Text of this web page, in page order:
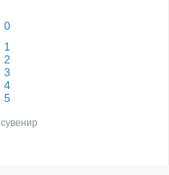
сувенир